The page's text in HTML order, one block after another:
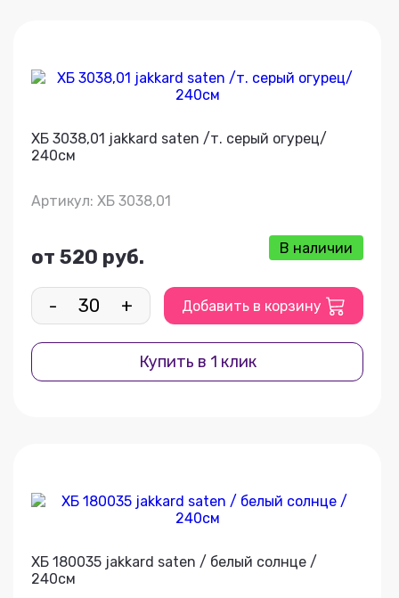
ХБ 3038,01 jakkard saten /т. серый огурец/
240см
Артикул: ХБ 3038,01
от 520 руб. В наличии
- + Добавить в корзину
Купить в 1 клик
ХБ 180035 jakkard saten / белый солнце /
240см